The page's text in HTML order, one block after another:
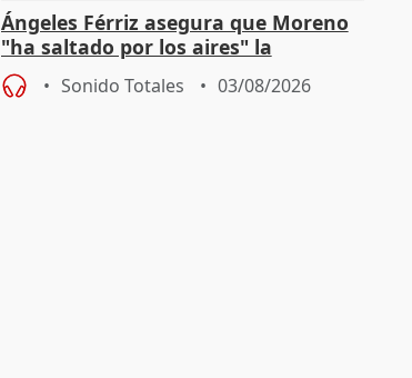
Ángeles Férriz asegura que Moreno
"ha saltado por los aires" la
negociación tras acuerdo con SMA
Sonido Totales 03/08/2026